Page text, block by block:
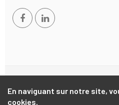
En naviguant sur notre site,
cookies.